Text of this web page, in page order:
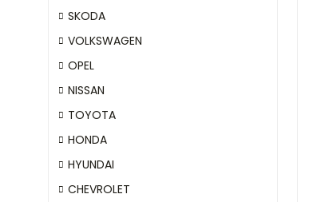
SKODA
VOLKSWAGEN
OPEL
NISSAN
TOYOTA
HONDA
HYUNDAI
CHEVROLET